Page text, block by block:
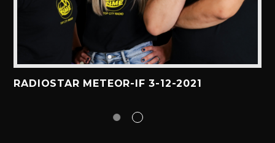
RADIOSTAR METEOR-IF 3-12-2021